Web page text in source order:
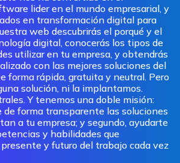
lider en el mundo empresarial, y
en transformación digital para
web descubrirás el porqué y el
digital, conocerás los tipos de
utilizar en tu empresa, y obtendrás
con las mejores soluciones del
forma rápida, gratuita y neutral. Pero
solución, ni la implantamos.
Y tenemos una doble misión:
de forma transparente las soluciones
a tu empresa; y segundo, ayudarte
y habilidades que
y futuro del trabajo cada vez